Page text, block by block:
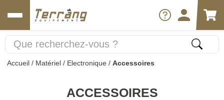
Accueil / Matériel / Electronique / Accessoires
ACCESSOIRES